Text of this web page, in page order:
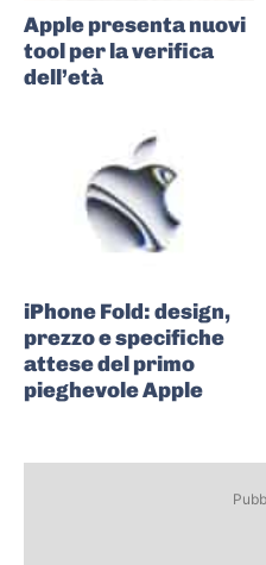
Apple presenta nuovi
tool per la verifica
dell’età
iPhone Fold: design,
prezzo e specifiche
attese del primo
pieghevole Apple